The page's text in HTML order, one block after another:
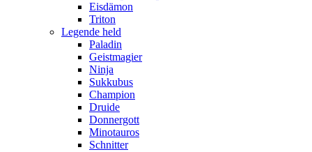
Eisdämon
Triton
Legende held
Paladin
Geistmagier
Ninja
Sukkubus
Champion
Druide
Donnergott
Minotauros
Schnitter